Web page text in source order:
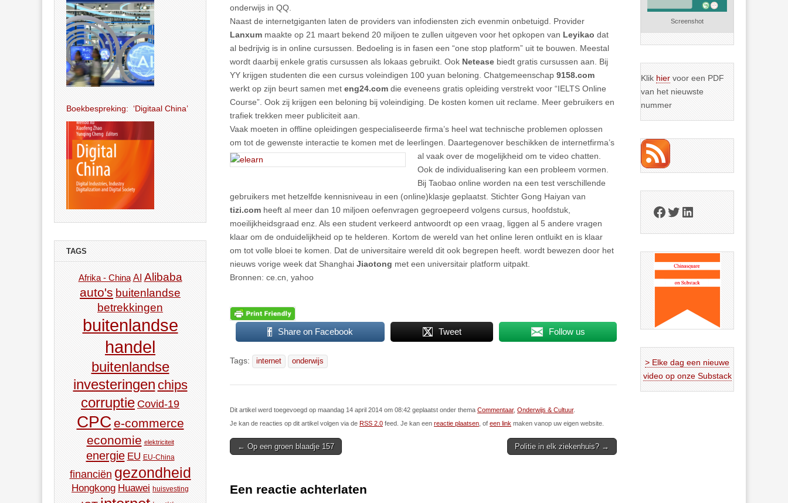
onderwijs in QQ.
Naast de internetgiganten laten de providers van infodiensten zich evenmin onbetuigd. Provider
Lanxum maakte op 21 maart bekend 20 miljoen te zullen uitgeven voor het opkopen van Leyikao dat
al bedrijvig is in online cursussen. Bedoeling is in fasen een “one stop platform” uit te bouwen. Meestal
wordt daarbij enkele gratis cursussen als lokaas gebruikt. Ook Netease biedt gratis cursussen aan. Bij
YY krijgen studenten die een cursus voleindigen 100 yuan beloning. Chatgemeenschap 9158.com
werkt op zijn beurt samen met eng24.com die eveneens gratis opleiding verstrekt voor “IELTS Online
Course”. Ook zij krijgen een beloning bij voleindiging. De kosten komen uit reclame. Meer gebruikers en
trafiek trekken meer publiciteit aan.
Vaak moeten in offline opleidingen gespecialiseerde firma’s heel wat technische problemen oplossen
om tot de gewenste interactie te komen met de leerlingen. Daartegenover beschikken de internetfirma’s
al vaak over de mogelijkheid om te video chatten.
Ook de individualisering kan een probleem vormen.
Bij Taobao online worden na een test verschillende
gebruikers met hetzelfde kennisniveau in een (online)klasje geplaatst. Stichter Gong Haiyan van
tizi.com heeft al meer dan 10 miljoen oefenvragen gegroepeerd volgens cursus, hoofdstuk,
moeilijkheidsgraad enz. Als een student verkeerd antwoordt op een vraag, liggen al 5 andere vragen
klaar om de onduidelijkheid op te helderen. Kortom de wereld van het online leren ontluikt en is klaar
om tot volle bloei te komen. Dat de universitaire wereld dit ook begrepen heeft. wordt bewezen door het
nieuws vorige week dat Shanghai Jiaotong met een universitair platform uitpakt.
Bronnen: ce.cn, yahoo
Share on Facebook Tweet Follow us
Tags: internet onderwijs
Dit artikel werd toegevoegd op maandag 14 april 2014 om 08:42 geplaatst onder thema Commentaar, Onderwijs & Cultuur.
Je kan de reacties op dit artikel volgen via de RSS 2.0 feed. Je kan een reactie plaatsen , of een link maken vanop uw eigen website.
Post
← Op een groen blaadje 157 Politie in elk ziekenhuis? →
Een reactie achterlaten
Boekbespreking: ‘Digitaal China’
TAGS
Afrika - China AI Alibaba
auto's buitenlandse
betrekkingen
buitenlandse
handel
buitenlandse
investeringen chips
corruptie Covid-19
CPC e-commerce
economie elektriciteit
energie EU EU-China
financiën gezondheid
Hongkong Huawei huisvesting
Screenshot
Klik hier voor een PDF
van het nieuwste
nummer
Facebook
Twitter
LinkedIn
> Elke dag een nieuwe
video op onze Substack